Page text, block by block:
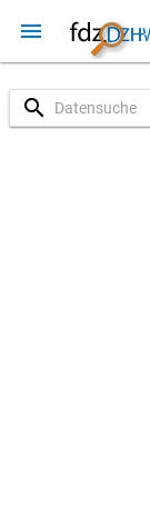
menu
search